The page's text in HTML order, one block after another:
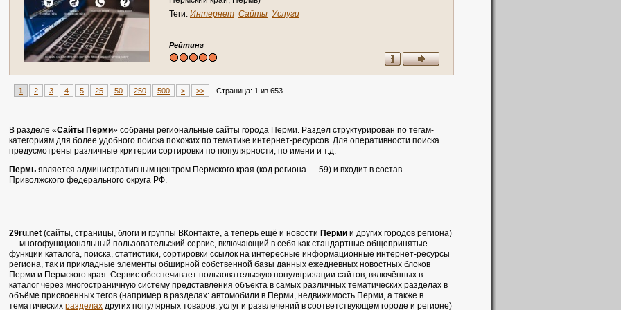
Теги: Интернет Сайты Услуги
Рейтинг
1 2 3 4 5 25 50 250 500 > >> Страница: 1 из 653
В разделе «Сайты Перми» собраны региональные сайты города Перми. Раздел структурирован по тегам-
категориям для более удобного поиска похожих по тематике интернет-ресурсов. Для оперативности поиска
предусмотрены различные критерии сортировки по популярности, по имени и т.д.
Пермь является административным центром Пермского края (код региона — 59) и входит в состав
Приволжского федерального округа РФ.
29ru.net (сайты, страницы, блоги и группы ВКонтакте, а теперь ещё и новости Перми и других городов региона)
— многофункциональный пользовательский сервис, включающий в себя как стандартные общепринятые
функции каталога, поиска, статистики, сортировки ссылок на интересные информационные интернет-ресурсы
региона, так и прикладные элементы обширной собственной базы данных ежедневных новостных блоков
Перми и Пермского края. Сервис обеспечивает пользовательскую популяризации сайтов, включённых в
каталог через многостраничную систему представления объекта в самых различных тематических разделах в
объёме присвоенных тегов (например в разделах: автомобили в Перми, недвижимость Перми, а также в
тематических разделах других популярных товаров, услуг и развлечений в соответствующем городе и регионе)